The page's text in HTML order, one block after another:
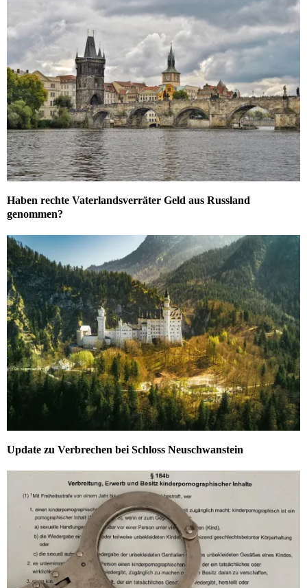
Haben rechte Vaterlandsverräter Geld aus Russland
genommen?
Update zu Verbrechen bei Schloss Neuschwanstein